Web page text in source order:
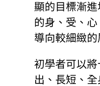
顯的目標漸
的身、受、
導向較細緻的
初學者可以
出、長短、